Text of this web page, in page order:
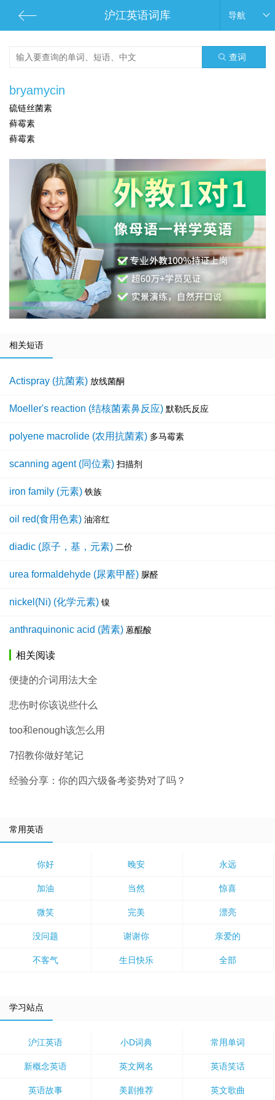
沪江英语词库 导航
查词
bryamycin
硫链丝菌素
藓霉素
藓霉素
相关短语
Actispray (抗菌素) 放线菌酮
Moeller's reaction (结核菌素鼻反应) 默勒氏反应
polyene macrolide (农用抗菌素) 多马霉素
scanning agent (同位素) 扫描剂
iron family (元素) 铁族
oil red(食用色素) 油溶红
diadic (原子，基，元素) 二价
urea formaldehyde (尿素甲醛) 脲醛
nickel(Ni) (化学元素) 镍
anthraquinonic acid (茜素) 蒽醌酸
相关阅读
便捷的介词用法大全
悲伤时你该说些什么
too和enough该怎么用
7招教你做好笔记
经验分享：你的四六级备考姿势对了吗？
常用英语
你好 晚安 永远
加油 当然 惊喜
微笑 完美 漂亮
没问题 谢谢你 亲爱的
不客气 生日快乐 全部
学习站点
沪江英语 小D词典 常用单词
新概念英语 英文网名 英语笑话
英语故事 美剧推荐 英文歌曲